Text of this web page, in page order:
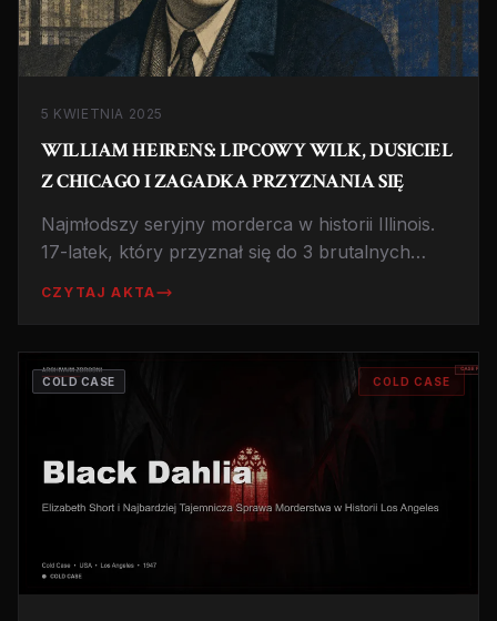
5 KWIETNIA 2025
WILLIAM HEIRENS: LIPCOWY WILK, DUSICIEL
Z CHICAGO I ZAGADKA PRZYZNANIA SIĘ
Najmłodszy seryjny morderca w historii Illinois.
17-latek, który przyznał się do 3 brutalnych
CZYTAJ AKTA
COLD CASE COLD CASE